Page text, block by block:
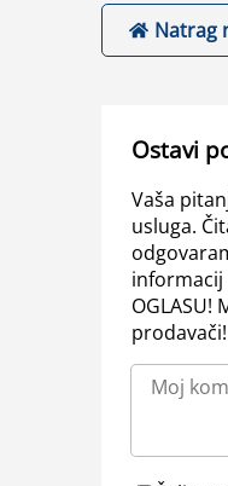
Natrag
Ostavi
Vaša
usluga.
informacij
OGLASU!
prodavači!